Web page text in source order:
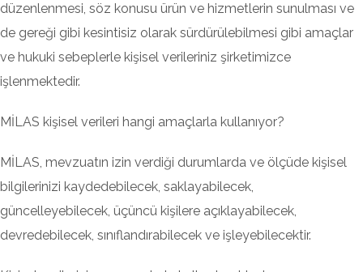
düzenlenmesi, söz konusu ürün ve hizmetlerin sunulması ve
de gereği gibi kesintisiz olarak sürdürülebilmesi gibi amaçlar
ve hukuki sebeplerle kişisel verileriniz şirketimizce
işlenmektedir.
MİLAS kişisel verileri hangi amaçlarla kullanıyor?
MİLAS, mevzuatın izin verdiği durumlarda ve ölçüde kişisel
bilgilerinizi kaydedebilecek, saklayabilecek,
güncelleyebilecek, üçüncü kişilere açıklayabilecek,
devredebilecek, sınıflandırabilecek ve işleyebilecektir.